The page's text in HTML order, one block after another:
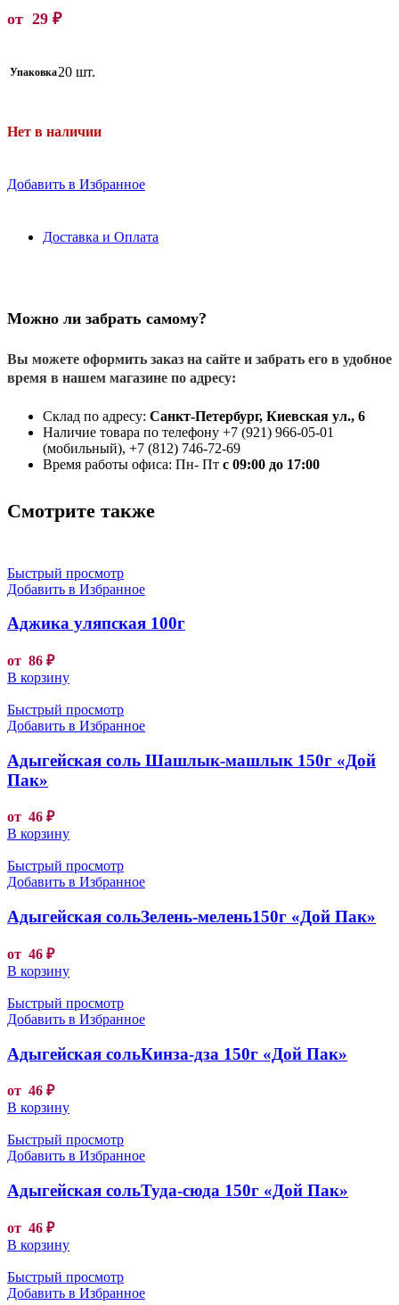
от 29 ₽
Упаковка20 шт.
Нет в наличии
Добавить в Избранное
Доставка и Оплата
Можно ли забрать самому?
Вы можете оформить заказ на сайте и забрать его в удобное
время в нашем магазине по адресу:
Склад по адресу: Санкт-Петербург, Киевская ул., 6
Наличие товара по телефону +7 (921) 966-05-01
(мобильный), +7 (812) 746-72-69
Время работы офиса: Пн- Пт с 09:00 до 17:00
Смотрите также
Быстрый просмотр
Добавить в Избранное
Аджика уляпская 100г
от 86 ₽
В корзину
Быстрый просмотр
Добавить в Избранное
Адыгейская соль Шашлык-машлык 150г «Дой
Пак»
от 46 ₽
В корзину
Быстрый просмотр
Добавить в Избранное
Адыгейская сольЗелень-мелень150г «Дой Пак»
от 46 ₽
В корзину
Быстрый просмотр
Добавить в Избранное
Адыгейская сольКинза-дза 150г «Дой Пак»
от 46 ₽
В корзину
Быстрый просмотр
Добавить в Избранное
Адыгейская сольТуда-сюда 150г «Дой Пак»
от 46 ₽
В корзину
Быстрый просмотр
Добавить в Избранное